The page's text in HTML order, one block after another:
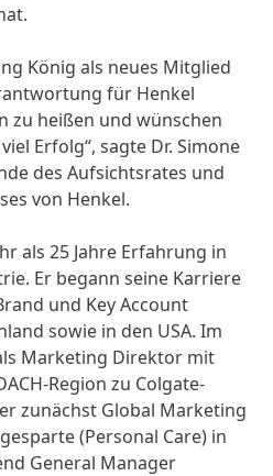
König als neues Mitglied
für Henkel
zu heißen und wünschen
Erfolg“, sagte Dr. Simone
des Aufsichtsrates und
von Henkel.
als 25 Jahre Erfahrung in
Er begann seine Karriere
und Key Account
sowie in den USA. Im
Marketing Direktor mit
Region zu Colgate-
zunächst Global Marketing
(Personal Care) in
General Manager